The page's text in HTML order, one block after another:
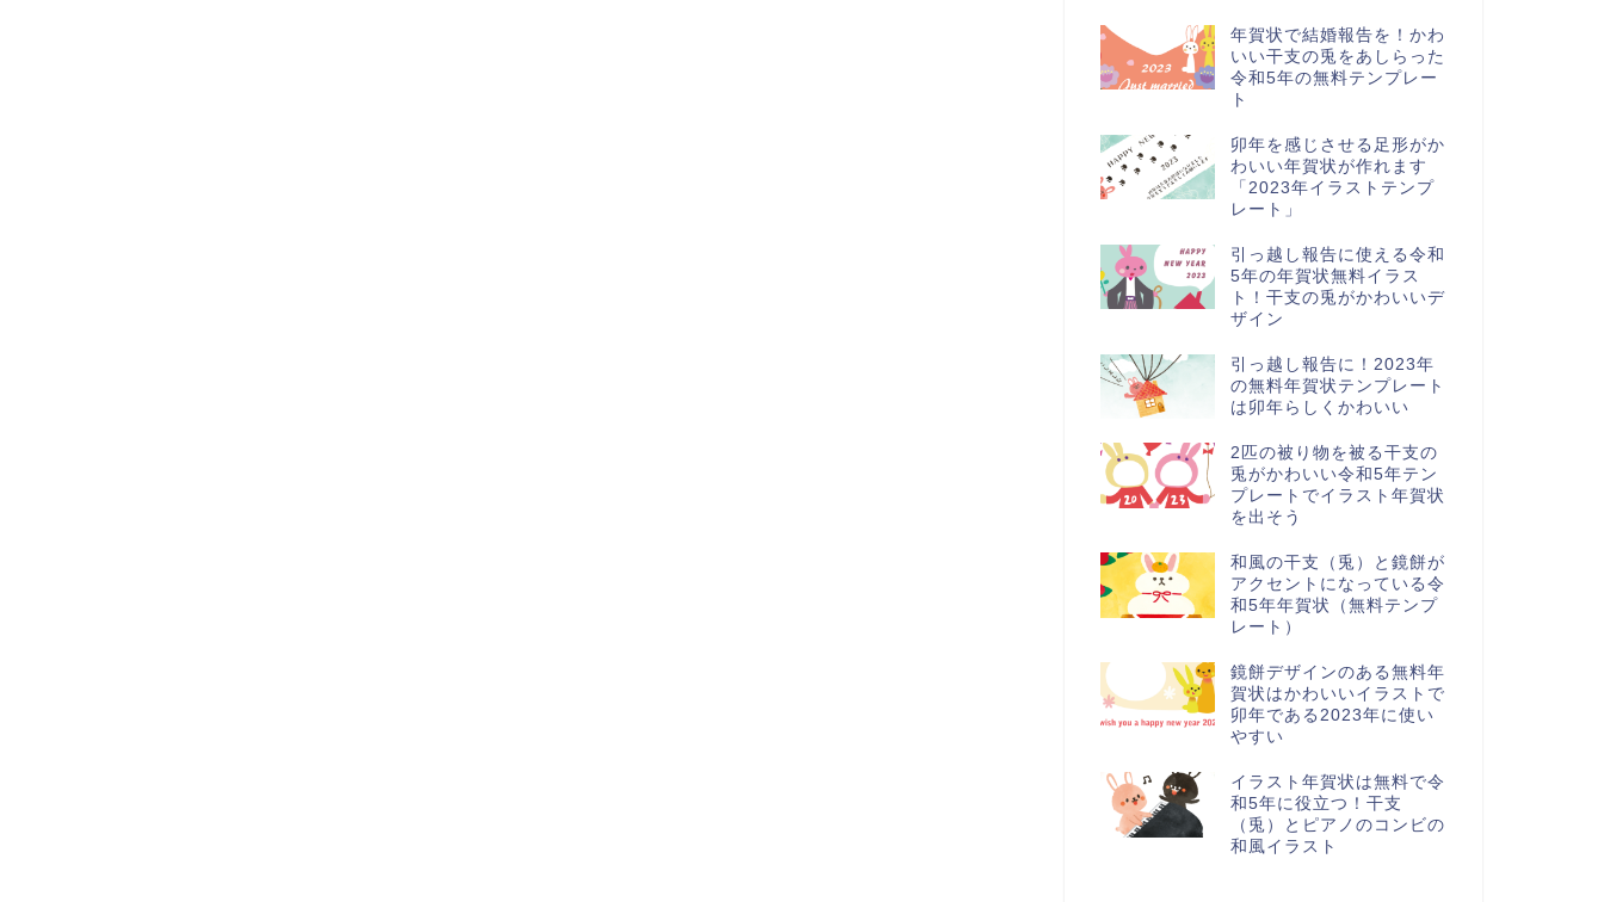
年賀状で結婚報告を！かわ
いい干支の兎をあしらった
令和5年の無料テンプレー
ト
卯年を感じさせる足形がか
わいい年賀状が作れます
「2023年イラストテンプ
レート」
引っ越し報告に使える令和
5年の年賀状無料イラス
ト！干支の兎がかわいいデ
ザイン
引っ越し報告に！2023年
の無料年賀状テンプレート
は卯年らしくかわいい
2匹の被り物を被る干支の
兎がかわいい令和5年テン
プレートでイラスト年賀状
を出そう
和風の干支（兎）と鏡餅が
アクセントになっている令
和5年年賀状（無料テンプ
レート）
鏡餅デザインのある無料年
賀状はかわいいイラストで
卯年である2023年に使い
やすい
イラスト年賀状は無料で令
和5年に役立つ！干支
（兎）とピアノのコンビの
和風イラスト